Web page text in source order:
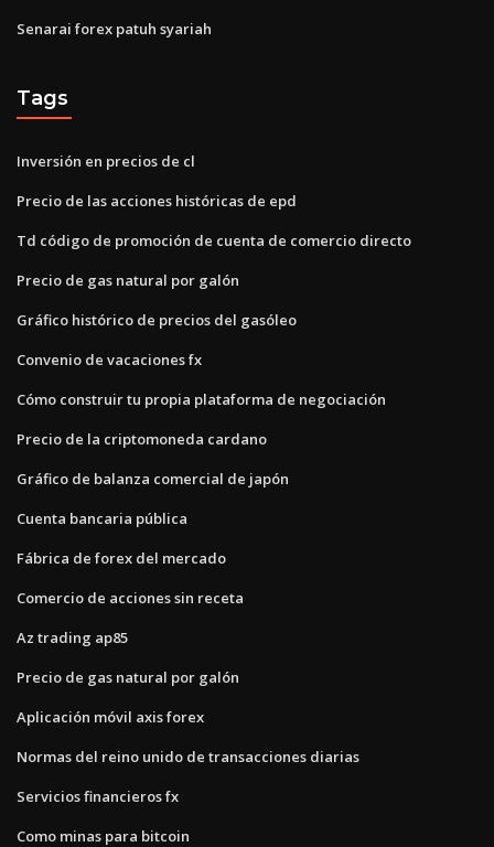
Senarai forex patuh syariah
Tags
Inversión en precios de cl
Precio de las acciones históricas de epd
Td código de promoción de cuenta de comercio directo
Precio de gas natural por galón
Gráfico histórico de precios del gasóleo
Convenio de vacaciones fx
Cómo construir tu propia plataforma de negociación
Precio de la criptomoneda cardano
Gráfico de balanza comercial de japón
Cuenta bancaria pública
Fábrica de forex del mercado
Comercio de acciones sin receta
Az trading ap85
Precio de gas natural por galón
Aplicación móvil axis forex
Normas del reino unido de transacciones diarias
Servicios financieros fx
Como minas para bitcoin